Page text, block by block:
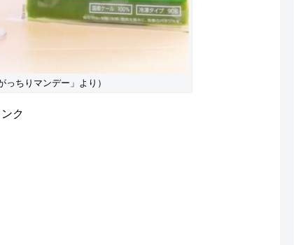
ちりマンデー」より）
ク